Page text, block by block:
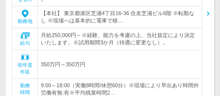
勤務地
【本社】 東京都港区芝浦4丁目16-36 住友芝浦ビル6階 ※転勤な
し ※現場へは基本的に電車で移…
給与
月給250,000円～※経験、能力を考慮の上、当社規定により決定
いたします。※試用期間3か月（待遇に変更なし）。
初年度
年収
350万円～350万円
勤務
時間
9:00～18:00（実働8時間/休憩60分）※現場により早出あり時間外
労働有無:有※平均残業時間2…